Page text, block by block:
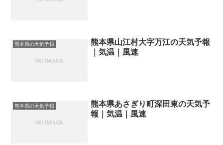
熊本県の天気予報
熊本県山江村大字万江の天気予報
｜気温｜風速
熊本県の天気予報
熊本県あさぎり町深田東の天気予
報｜気温｜風速